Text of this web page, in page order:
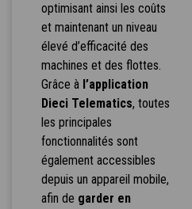
optimisant ainsi les coûts
et maintenant un niveau
élevé d’efficacité des
machines et des flottes.
Grâce à l’application
Dieci Telematics, toutes
les principales
fonctionnalités sont
également accessibles
depuis un appareil mobile,
afin de garder en